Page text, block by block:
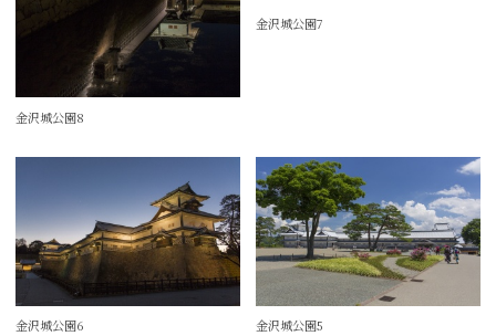
金沢城公園8
金沢城公園7
金沢城公園6 金沢城公園5